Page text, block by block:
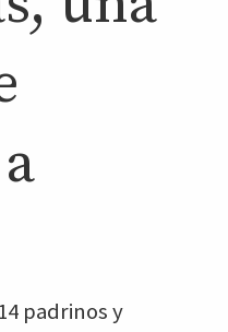
padrinos y